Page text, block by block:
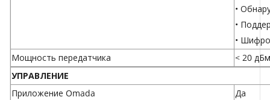
•
•
•
Мощность передатчика
< 20
УПРАВЛЕНИЕ
Приложение Omada
Да